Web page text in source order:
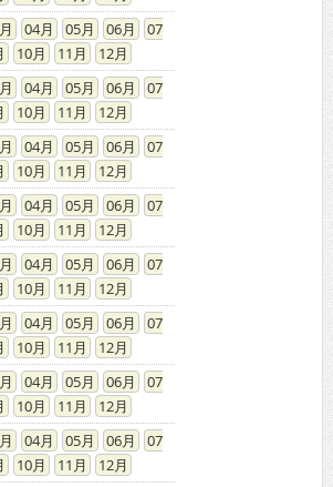
04 05 06
07
10 11
12
04 05 06
07
10 11
12
04 05 06
07
10 11
12
04 05 06
07
10 11
12
04 05 06
07
10 11
12
04 05 06
07
10 11
12
04 05 06
07
10 11
12
04 05 06
07
10 11
12